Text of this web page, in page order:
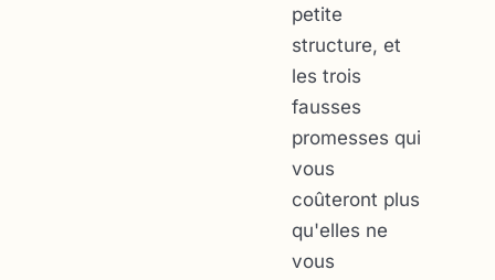
petite
structure, et
les trois
fausses
promesses qui
vous
coûteront plus
qu'elles ne
vous